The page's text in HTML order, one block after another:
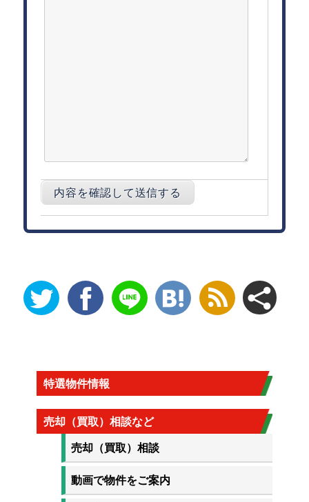
特選物件情報
売却（買取）相談など
売却（買取）相談
動画で物件をご案内